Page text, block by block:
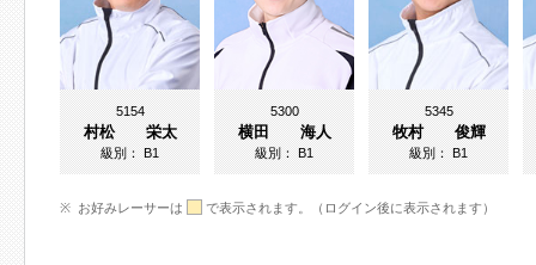
5154
村松 栄太
級別：B1
5300
横田 海人
級別：B1
5345
牧村 俊輝
級別：B1
お好みレーサーは で表示されます。（ログイン後に表示されます）